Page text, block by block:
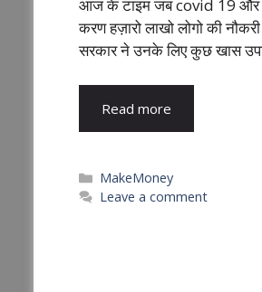
आज के टाइम जब covid 19
करण हज़ारो लाखो लोगो की
सरकार ने उनके लिए कुछ खास
Read more
Categories
MakeMoney
Leave a comment